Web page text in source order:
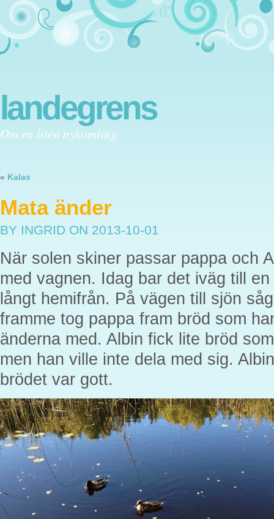
landegrens
Om en liten nykomling
« Kalas
Mata änder
BY INGRID ON 2013-10-01
När solen skiner passar pappa och
med vagnen. Idag bar det iväg till
långt hemifrån. På vägen till sjön
framme tog pappa fram bröd som
änderna med. Albin fick lite bröd
men han ville inte dela med sig.
brödet var gott.